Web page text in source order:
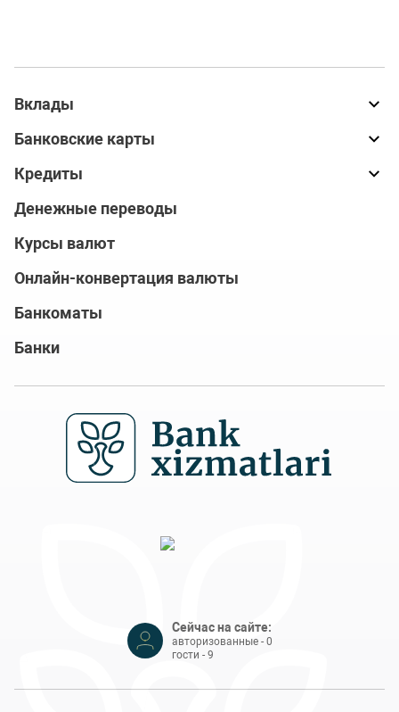
Вклады
Банковские карты
Кредиты
Денежные переводы
Курсы валют
Онлайн-конвертация валюты
Банкоматы
Банки
Сейчас на сайте:
авторизованные - 0
гости - 9